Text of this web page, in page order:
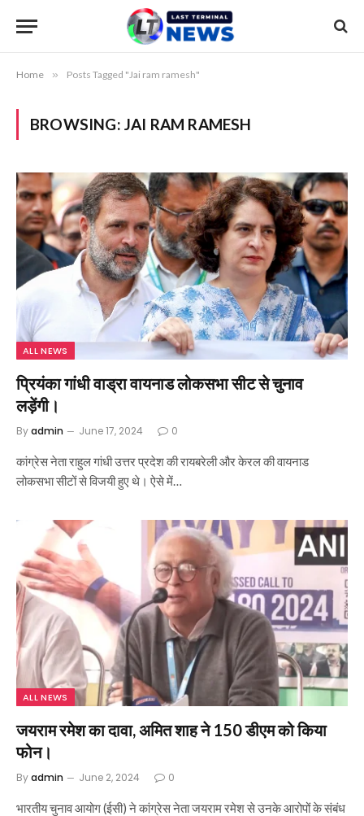
Home » Posts Tagged "Jai ram ramesh"
BROWSING: JAI RAM RAMESH
ALL NEWS
प्रियंका गांधी वाड्रा वायनाड लोकसभा सीट से चुनाव
लड़ेंगी।
Byadmin June 17, 2024 0
कांग्रेस नेता राहुल गांधी उत्तर प्रदेश की रायबरेली और केरल की वायनाड
लोकसभा सीटों से विजयी हुए थे। ऐसे में…
ALL NEWS
जयराम रमेश का दावा, अमित शाह ने 150 डीएम को किया
फोन।
Byadmin June 2, 2024 0
भारतीय चुनाव आयोग (ईसी) ने कांग्रेस नेता जयराम रमेश से उनके आरोपों के संबंध